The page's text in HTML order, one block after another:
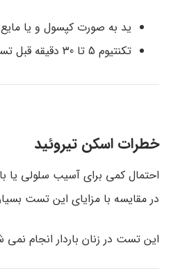
ید به صورت کپسول و یا مایع 4 تا 24 ساعت قبل اسکن استفاده می شود.
تکنتیوم 5 تا 30 دقیقه قبل تست استفاده می شود.
خطرات اسکن تیروئید
احتمال کمی برای آسیب سلولی یا
در مقایسه با مزایای این تست
این تست در زنان باردار انجام